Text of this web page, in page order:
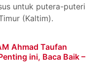
untuk putera-puteri
(Kaltim).
Ahmad Taufan
ini, Baca Baik –